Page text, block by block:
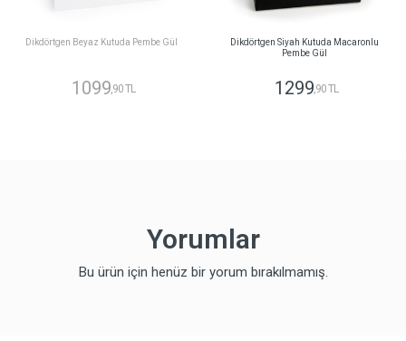
Dikdörtgen Beyaz Kutuda Pembe Gül
1099,90 TL
Dikdörtgen Siyah Kutuda Macaronlu
Pembe Gül
1299,90 TL
Yorumlar
Bu ürün için henüz bir yorum bırakılmamış.